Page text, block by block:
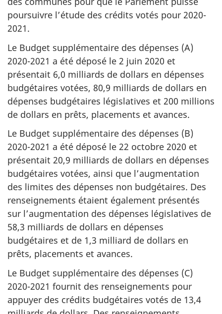
poursuivre l’étude des crédits votés pour 2020-
2021.
Le Budget supplémentaire des dépenses (A)
2020-2021 a été déposé le 2 juin 2020 et
présentait 6,0 milliards de dollars en dépenses
budgétaires votées, 80,9 milliards de dollars en
dépenses budgétaires législatives et 200 millions
de dollars en prêts, placements et avances.
Le Budget supplémentaire des dépenses (B)
2020-2021 a été déposé le 22 octobre 2020 et
présentait 20,9 milliards de dollars en dépenses
budgétaires votées, ainsi que l’augmentation
des limites des dépenses non budgétaires. Des
renseignements étaient également présentés
sur l’augmentation des dépenses législatives de
58,3 milliards de dollars en dépenses
budgétaires et de 1,3 milliard de dollars en
prêts, placements et avances.
Le Budget supplémentaire des dépenses (C)
2020-2021 fournit des renseignements pour
appuyer des crédits budgétaires votés de 13,4